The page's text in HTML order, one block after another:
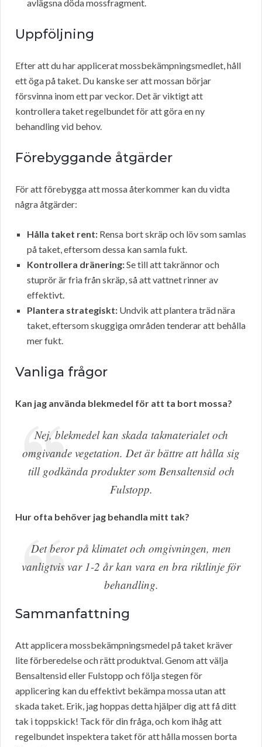
avlägsna döda mossfragment.
Uppföljning
Efter att du har applicerat mossbekämpningsmedlet, håll
ett öga på taket. Du kanske ser att mossan börjar
försvinna inom ett par veckor. Det är viktigt att
kontrollera taket regelbundet för att göra en ny
behandling vid behov.
Förebyggande åtgärder
För att förebygga att mossa återkommer kan du vidta
några åtgärder:
Hålla taket rent: Rensa bort skräp och löv som samlas
på taket, eftersom dessa kan samla fukt.
Kontrollera dränering:Se till att takrännor och
stuprör är fria från skräp, så att vattnet rinner av
effektivt.
Plantera strategiskt: Undvik att plantera träd nära
taket, eftersom skuggiga områden tenderar att behålla
mer fukt.
Vanliga frågor
Kan jag använda blekmedel för att ta bort mossa?
Nej, blekmedel kan skada takmaterialet och
omgivande vegetation. Det är bättre att hålla sig
till godkända produkter som Bensaltensid och
Fulstopp.
Hur ofta behöver jag behandla mitt tak?
Det beror på klimatet och omgivningen, men
vanligtvis var 1-2 år kan vara en bra riktlinje för
behandling.
Sammanfattning
Att applicera mossbekämpningsmedel på taket kräver
lite förberedelse och rätt produktval. Genom att välja
Bensaltensid eller Fulstopp och följa stegen för
applicering kan du effektivt bekämpa mossa utan att
skada taket. Erik, jag hoppas detta hjälper dig att få ditt
tak i toppskick! Tack för din fråga, och kom ihåg att
regelbundet inspektera taket för att hålla mossen borta